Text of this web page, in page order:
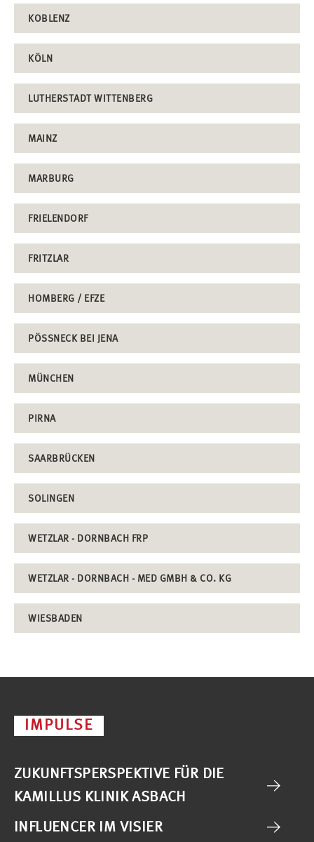
KOBLENZ
KÖLN
LUTHERSTADT WITTENBERG
MAINZ
MARBURG
FRIELENDORF
FRITZLAR
HOMBERG / EFZE
PÖSSNECK BEI JENA
MÜNCHEN
PIRNA
SAARBRÜCKEN
SOLINGEN
WETZLAR - DORNBACH FRP
WETZLAR - DORNBACH - MED GMBH & CO. KG
WIESBADEN
IMPULSE
ZUKUNFTSPERSPEKTIVE FÜR DIE
KAMILLUS KLINIK ASBACH
INFLUENCER IM VISIER